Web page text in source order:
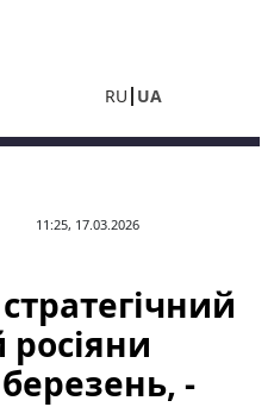
RU UA
11:25, 17.03.2026
росіяни
-